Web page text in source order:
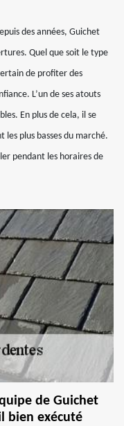
des années, Guichet
Quel que soit le type
de profiter des
L’un de ses atouts
En plus de cela, il se
plus basses du marché.
pendant les horaires de
de Guichet
bien exécuté